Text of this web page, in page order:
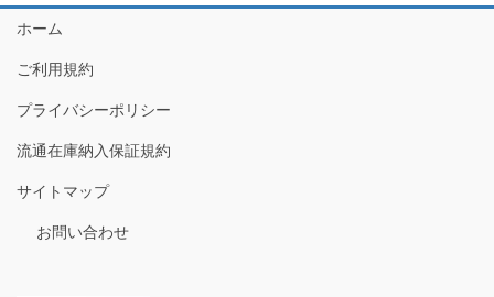
ホーム
ご利用規約
プライバシーポリシー
流通在庫納入保証規約
サイトマップ
お問い合わせ